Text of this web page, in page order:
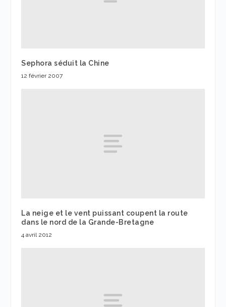
Sephora séduit la Chine
12 février 2007
La neige et le vent puissant coupent la route
dans le nord de la Grande-Bretagne
4 avril 2012